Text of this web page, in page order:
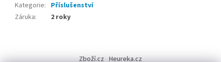
Kategorie: Příslušenství
Záruka: 2 roky
Zboží.cz Heureka.cz